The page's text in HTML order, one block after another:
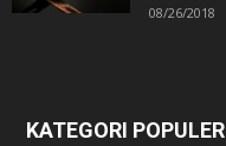
08/26/2018
KATEGORI POPULER